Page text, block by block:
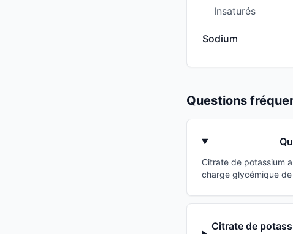
Insaturés
Sodium
Questions
Citrate de potassium
charge glycémique
Citrate de